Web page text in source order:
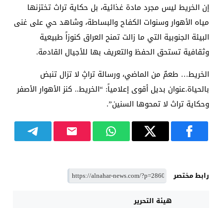
إن الخريط ليس مجرد مادة غذائية، بل حكاية تراث تختزنها
مياه الأهوار وسنوات الكفاح والبساطة، وشاهد حي على غنى
البيئة الجنوبية التي ما زالت تمنح العراق كنوزاً طبيعية
وثقافية تستحق الحفظ والتعريف بها للأجيال القادمة.
الخريط… طعمٌ من الماضي، ورسالة تراثٍ لا تزال تنبض
بالحياة.عنوان بديل أقوى إعلامياً: “الخريط.. كنز الأهوار الأصفر
وحكاية تراث لا تمحوها السنين”.
رابط مختصر
هيئة التحرير